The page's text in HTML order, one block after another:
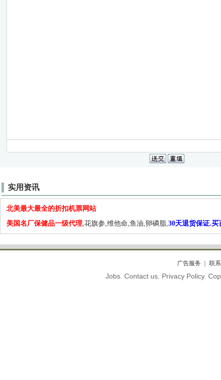
实用资讯
北美最大最全的折扣机票网站
美国名厂保健品一级代理,花旗参,维他命,鱼油,卵磷脂,30天退货保证.买
广告服务 联
Jobs. Contact us. Privacy Policy.